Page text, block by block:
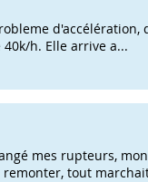
d'accélération,
h. Elle arrive a...
mes rupteurs,
tout